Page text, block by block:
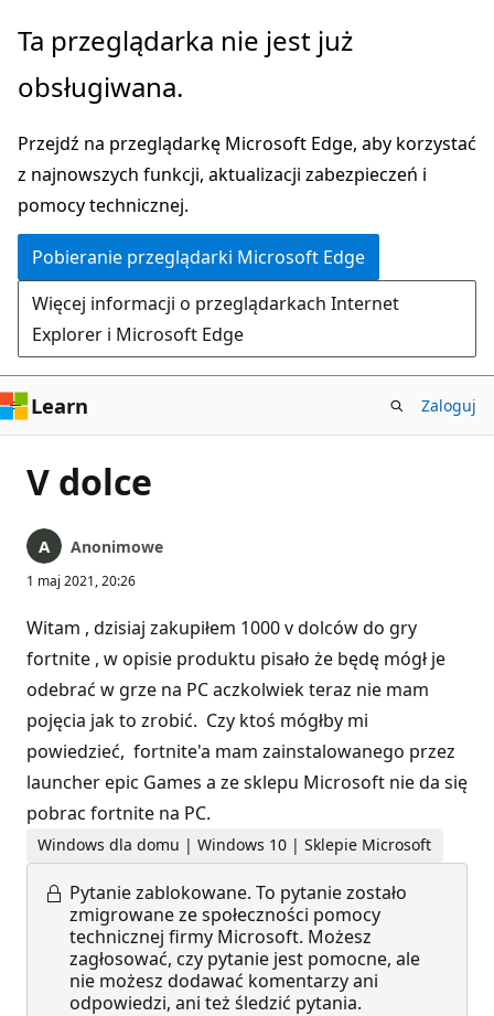
Przejdź
głównej
Ta przeglądarka nie jest już
obsługiwana.
Przejdź na przeglądarkę Microsoft Edge, aby korzystać
z najnowszych funkcji, aktualizacji zabezpieczeń i
pomocy technicznej.
Pobieranie przeglądarki Microsoft Edge
Więcej informacji o przeglądarkach Internet
Explorer i Microsoft Edge
Learn Zaloguj
V dolce
Anonimowe
1 maj 2021, 20:26
Witam , dzisiaj zakupiłem 1000 v dolców do gry
fortnite , w opisie produktu pisało że będę mógł je
odebrać w grze na PC aczkolwiek teraz nie mam
pojęcia jak to zrobić. Czy ktoś mógłby mi
powiedzieć, fortnite'a mam zainstalowanego przez
launcher epic Games a ze sklepu Microsoft nie da się
pobrac fortnite na PC.
Windows dla domu | Windows 10 | Sklepie Microsoft
Pytanie zablokowane. To pytanie zostało
zmigrowane ze społeczności pomocy
technicznej firmy Microsoft. Możesz
zagłosować, czy pytanie jest pomocne, ale
nie możesz dodawać komentarzy ani
odpowiedzi, ani też śledzić pytania.